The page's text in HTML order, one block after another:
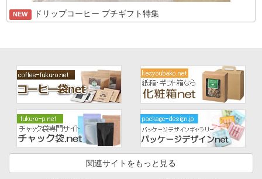
NEW ドリップコーヒー プチギフト特集
関連サイトをもっと見る